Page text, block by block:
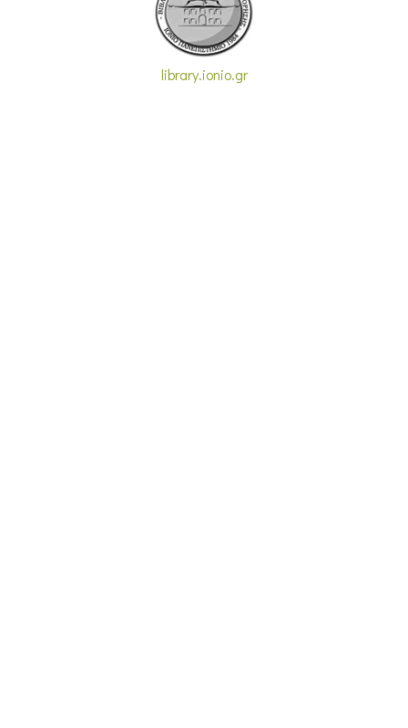
library.ionio.gr